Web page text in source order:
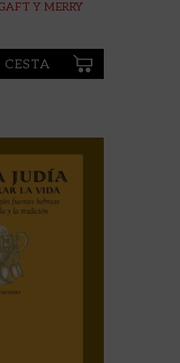
Y MERRY